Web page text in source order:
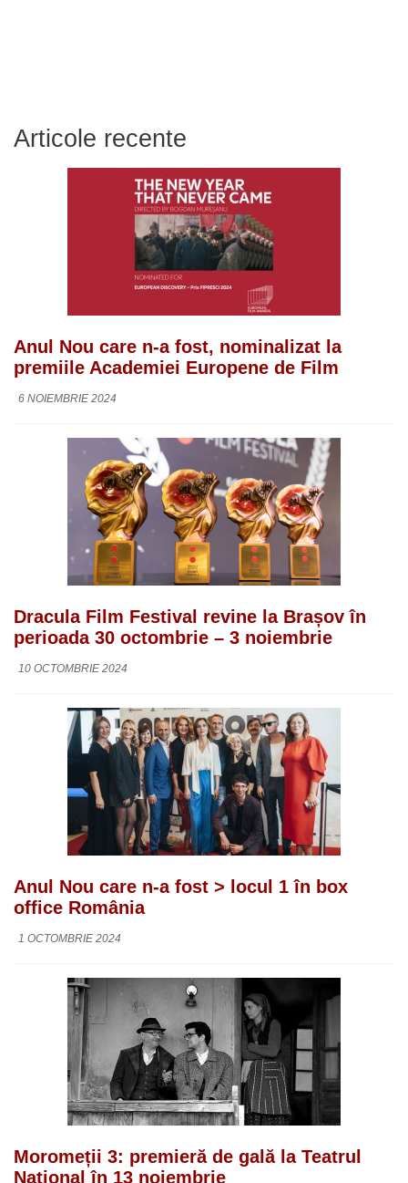
Articole recente
Anul Nou care n-a fost, nominalizat la
premiile Academiei Europene de Film
6 NOIEMBRIE 2024
Dracula Film Festival revine la Brașov în
perioada 30 octombrie – 3 noiembrie
10 OCTOMBRIE 2024
Anul Nou care n-a fost > locul 1 în box
office România
1 OCTOMBRIE 2024
Moromeții 3: premieră de gală la Teatrul
Național în 13 noiembrie